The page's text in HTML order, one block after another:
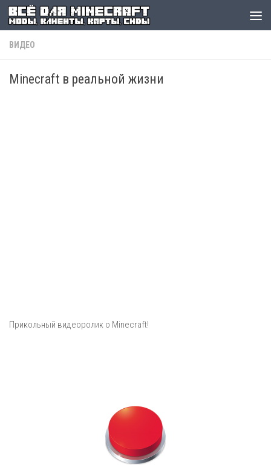
ВИДЕО
Minecraft в реальной жизни
Прикольный видеоролик о Minecraft!